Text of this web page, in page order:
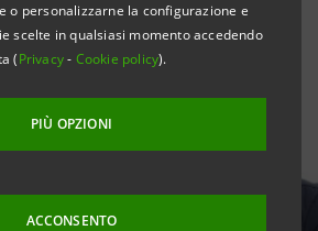
o personalizzarne la configurazione e
scelte in qualsiasi momento accedendo
(Privacy- Cookie policy).
PIÙ OPZIONI
ACCONSENTO